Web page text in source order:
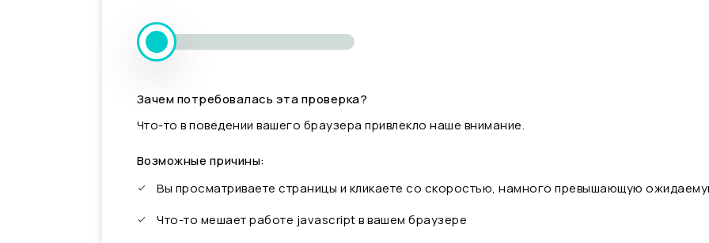
Зачем потребовалась эта проверка?
Что-то в поведении вашего браузера привлекло наше внимание.
Возможные причины:
Вы просматриваете страницы и кликаете со скоростью, намного превышающую
Что-то мешает работе javascript в вашем браузере